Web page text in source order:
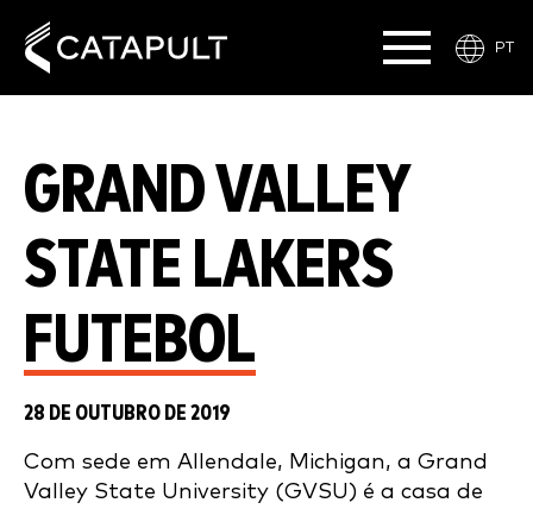
PT
GRAND VALLEY
STATE LAKERS
FUTEBOL
28 DE OUTUBRO DE 2019
Com sede em Allendale, Michigan, a Grand
Valley State University (GVSU) é a casa de